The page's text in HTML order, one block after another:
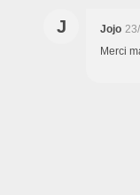
J Jojo
Merci